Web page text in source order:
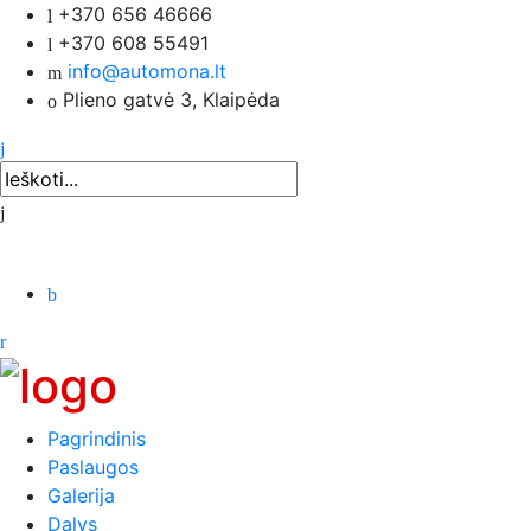
+370 656 46666
+370 608 55491
info@automona.lt
Plieno gatvė 3, Klaipėda
Pagrindinis
Paslaugos
Galerija
Dalys